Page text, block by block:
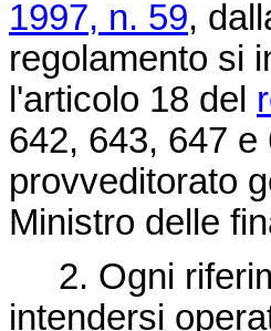
1997, n. 59,
regolamento si
l'articolo 18 del
642, 643, 647
provveditorato
Ministro delle
2. Ogni
intendersi